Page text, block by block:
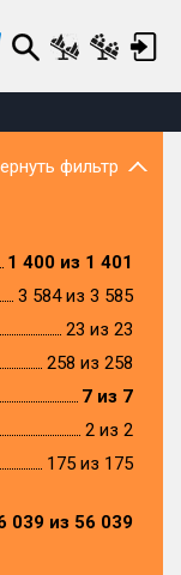
фильтр
1 400 из 1 401
3 584 из 3 585
23 из 23
258 из 258
7 из 7
2 из 2
175 из 175
039 из 56 039